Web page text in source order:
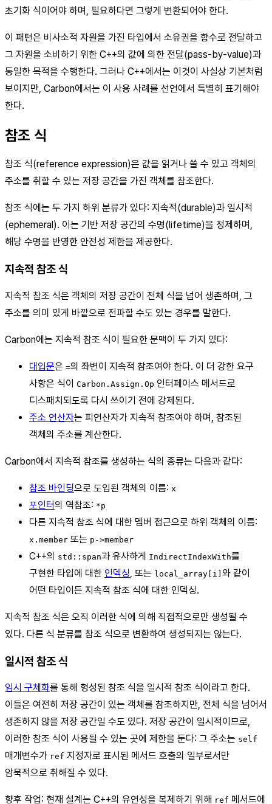
초기화 식이어야 하며, 필요하다면 그렇게 변환되어야 한다.
이 패턴은 비사소적 자원을 가진 타입에서 소유권을 함수로 전달하고
그 자원을 소비하기 위한 C++의 값에 의한 전달(pass-by-value)과
동일한 목적을 수행한다. 그러나 C++에서는 이것이 사실상 기본처럼
보이지만, Carbon에서는 이 사용 사례를 선언에서 특별히 표기해야
한다.
참조 식
참조 식(reference expression)은 값을 읽거나 쓸 수 있고 객체의
주소를 취할 수 있는 저장 공간을 가진 객체를 참조한다.
참조 식에는 두 가지 하위 분류가 있다: 지속적(durable)과 일시적
(ephemeral). 이는 기반 저장 공간의 수명(lifetime)을 정제하며,
해당 수명을 반영한 안전성 제한을 제공한다.
지속적 참조 식
지속적 참조 식은 객체의 저장 공간이 전체 식을 넘어 생존하며, 그
주소를 의미 있게 바깥으로 전파할 수도 있는 경우를 말한다.
Carbon에는 지속적 참조 식이 필요한 문맥이 두 가지 있다:
대입문은 =의 좌변이 지속적 참조여야 한다. 이 더 강한 요구
사항은 식이
Carbon.Assign.Op 인터페이스 메서드로
디스패치되도록 다시 쓰이기 전에 강제된다.
주소 연산자는 피연산자가 지속적 참조여야 하며, 참조된
객체의 주소를 계산한다.
Carbon에서 지속적 참조를 생성하는 식의 종류는 다음과 같다:
참조 바인딩으로 도입된 객체의 이름: x
포인터의 역참조: *p
다른 지속적 참조 식에 대한 멤버 접근으로 하위 객체의 이름:
x.member 또는 p->member
C++의 std::span과 유사하게 IndirectIndexWith를
구현한 타입에 대한 인덱싱, 또는 local_array[i] 와 같이
어떤 타입이든 지속적 참조 식에 대한 인덱싱.
지속적 참조 식은 오직 이러한 식에 의해 직접적으로만 생성될 수
있다. 다른 식 분류를 참조 식으로 변환하여 생성되지는 않는다.
일시적 참조 식
임시 구체화를 통해 형성된 참조 식을 일시적 참조 식이라고 한다.
이들은 여전히 저장 공간이 있는 객체를 참조하지만, 전체 식을 넘어서
생존하지 않을 저장 공간일 수도 있다. 저장 공간이 일시적이므로,
이러한 참조 식이 사용될 수 있는 곳에 제한을 둔다: 그 주소는 self
매개변수가 ref 지정자로 표시된 메서드 호출의 일부로서만
암묵적으로 취해질 수 있다.
향후 작업: 현재 설계는 C++의 유연성을 복제하기 위해 ref 메서드에